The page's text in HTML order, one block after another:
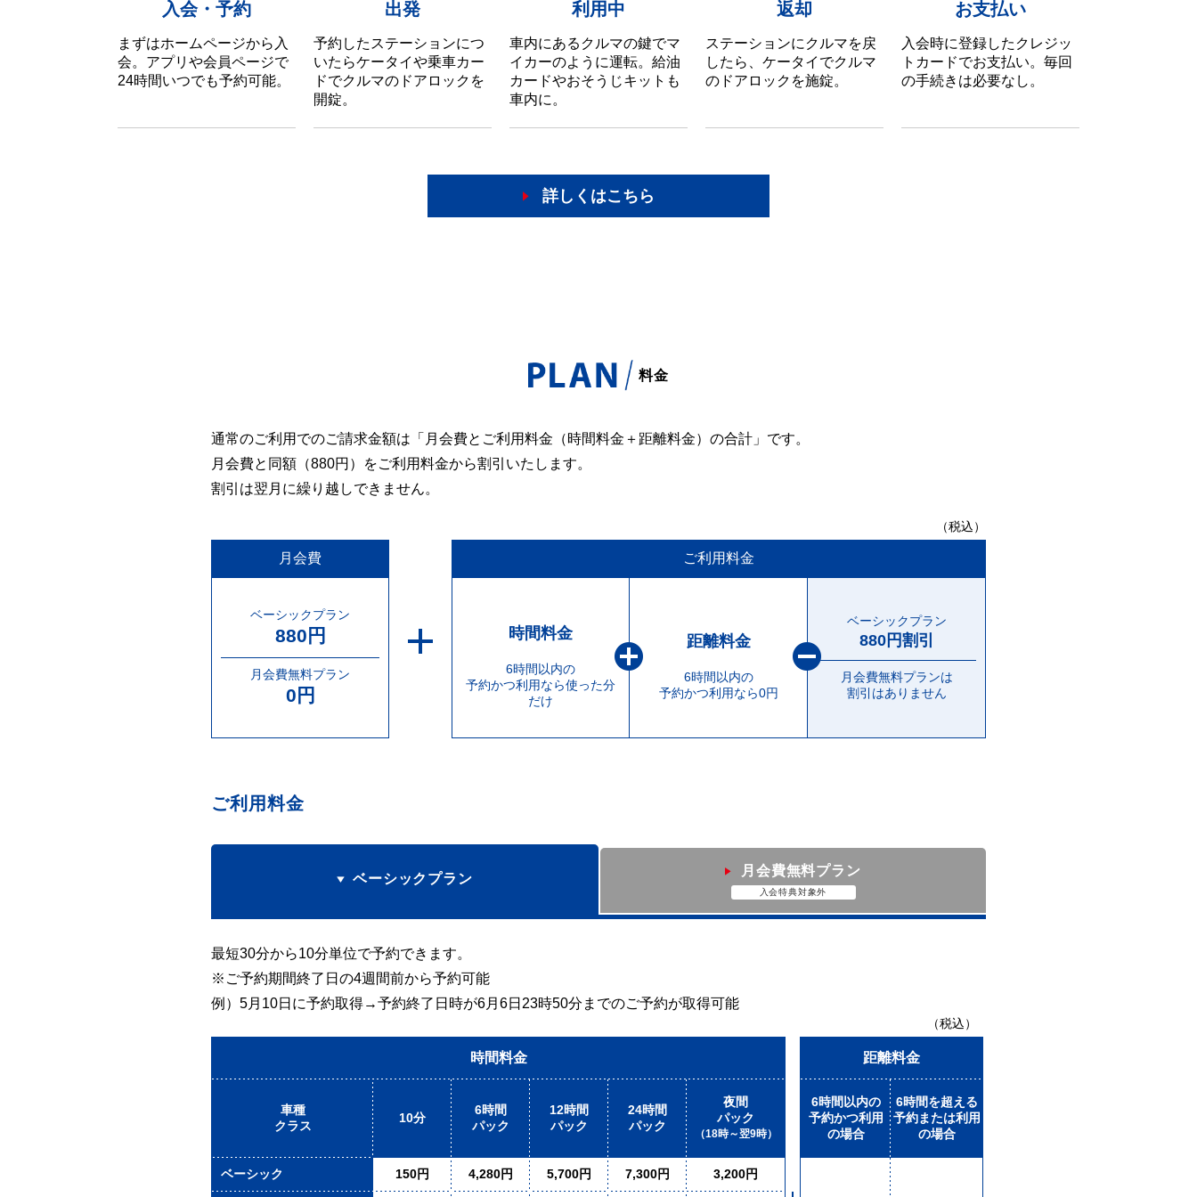
入会・予約
まずはホームページから入
会。アプリや会員ページで
24時間いつでも予約可能。
出発
予約したステーションにつ
いたらケータイや乗車カー
ドでクルマのドアロックを
開錠。
利用中
車内にあるクルマの鍵でマ
イカーのように運転。給油
カードやおそうじキットも
車内に。
返却
ステーションにクルマを戻
したら、ケータイでクルマ
のドアロックを施錠。
お支払い
入会時に登録したクレジッ
トカードでお支払い。毎回
の手続きは必要なし。
詳しくはこちら
料金
通常のご利用でのご請求金額は「月会費とご利用料金（時間料金＋距離料金）の合計」です。
月会費と同額（880円）をご利用料金から割引いたします。
割引は翌月に繰り越しできません。
（税込）
月会費
ベーシックプラン
880円
月会費無料プラン
0円
ご利用料金
時間料金
6時間以内の
予約かつ利用なら使った分
だけ
距離料金
6時間以内の
予約かつ利用なら0円
ベーシックプラン
880円割引
月会費無料プランは
割引はありません
ご利用料金
ベーシックプラン
月会費無料プラン
入会特典対象外
最短30分から10分単位で予約できます。
※ご予約期間終了日の4週間前から予約可能
例）5月10日に予約取得→予約終了日時が6月6日23時50分までのご予約が取得可能
（税込）
時間料金
車種
クラス
10分
6時間
パック
12時間
パック
24時間
パック
夜間
パック
（18時～翌9時）
ベーシック 150円 4,280円 5,700円 7,300円 3,200円
距離料金
6時間以内の
予約かつ利用
の場合
6時間を超える
予約または利用
の場合